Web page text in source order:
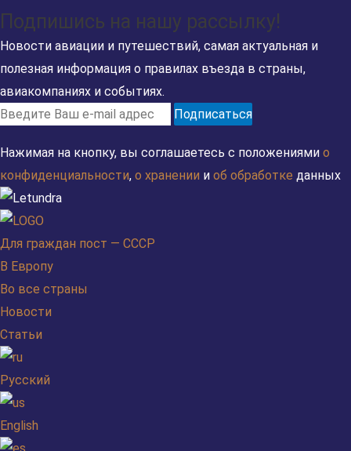
Подпишись на нашу рассылку!
Новости авиации и путешествий, самая актуальная и
полезная информация о правилах въезда в страны,
авиакомпаниях и событиях.
Подписаться
Нажимая на кнопку, вы соглашаетесь с положениями о
конфиденциальности, о хранении и об обработке данных
Для граждан пост — СССР
В Европу
Во все страны
Новости
Статьи
Русский
English